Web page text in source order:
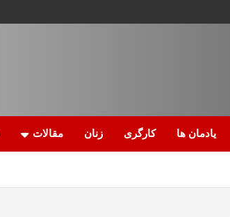
یادمان ها کارگری زنان مقالات